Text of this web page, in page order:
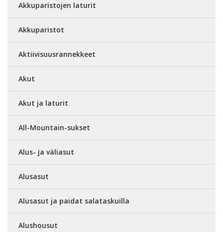
Akkuparistojen laturit
Akkuparistot
Aktiivisuusrannekkeet
Akut
Akut ja laturit
All-Mountain-sukset
Alus- ja väliasut
Alusasut
Alusasut ja paidat salataskuilla
Alushousut